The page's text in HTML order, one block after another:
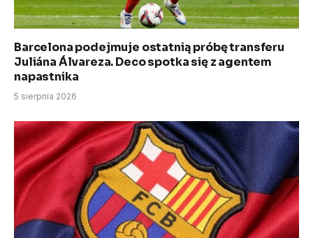
Barcelona podejmuje ostatnią próbę transferu
Juliána Álvareza. Deco spotka się z agentem
napastnika
5 sierpnia 2026